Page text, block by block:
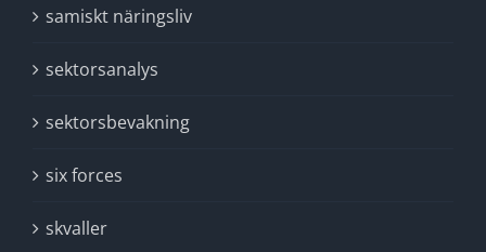
samiskt näringsliv
sektorsanalys
sektorsbevakning
six forces
skvaller